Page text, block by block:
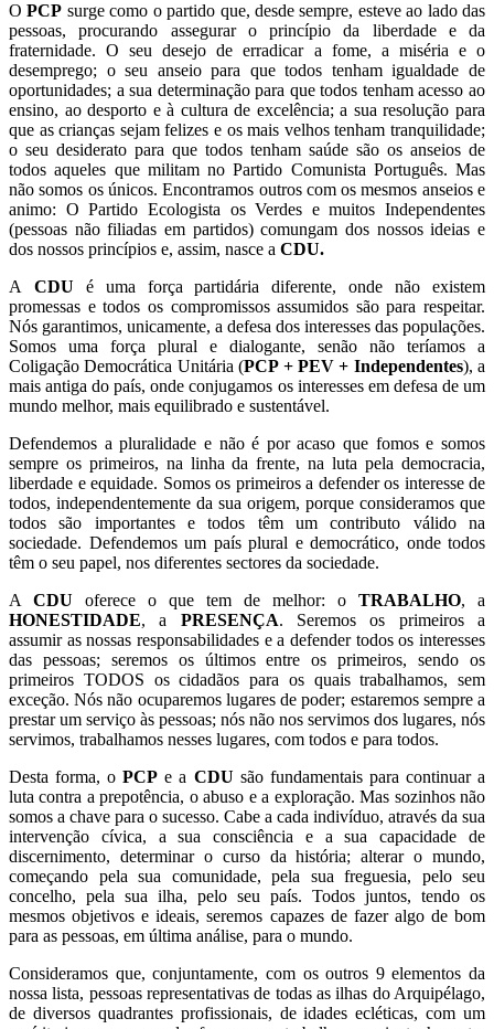
OPCP surge como o partido que, desde sempre, esteve ao lado das
pessoas, procurando assegurar o princípio da liberdade e da
fraternidade. O seu desejo de erradicar a fome, a miséria e o
desemprego; o seu anseio para que todos tenham igualdade de
oportunidades; a sua determinação para que todos tenham acesso ao
ensino, ao desporto e à cultura de excelência; a sua resolução para
que as crianças sejam felizes e os mais velhos tenham tranquilidade;
o seu desiderato para que todos tenham saúde são os anseios de
todos aqueles que militam no Partido Comunista Português. Mas
não somos os únicos. Encontramos outros com os mesmos anseios e
animo: O Partido Ecologista os Verdes e muitos Independentes
(pessoas não filiadas em partidos) comungam dos nossos ideias e
dos nossos princípios e, assim, nasce a CDU.
A CDU é uma força partidária diferente, onde não existem
promessas e todos os compromissos assumidos são para respeitar.
Nós garantimos, unicamente, a defesa dos interesses das populações.
Somos uma força plural e dialogante, senão não teríamos a
Coligação Democrática Unitária (PCP + PEV + Independentes), a
mais antiga do país, onde conjugamos os interesses em defesa de um
mundo melhor, mais equilibrado e sustentável.
Defendemos a pluralidade e não é por acaso que fomos e somos
sempre os primeiros, na linha da frente, na luta pela democracia,
liberdade e equidade. Somos os primeiros a defender os interesse de
todos, independentemente da sua origem, porque consideramos que
todos são importantes e todos têm um contributo válido na
sociedade. Defendemos um país plural e democrático, onde todos
têm o seu papel, nos diferentes sectores da sociedade.
A CDU oferece o que tem de melhor: o TRABALHO, a
HONESTIDADE, a PRESENÇA. Seremos os primeiros a
assumir as nossas responsabilidades e a defender todos os interesses
das pessoas; seremos os últimos entre os primeiros, sendo os
primeiros TODOS os cidadãos para os quais trabalhamos, sem
exceção. Nós não ocuparemos lugares de poder; estaremos sempre a
prestar um serviço às pessoas; nós não nos servimos dos lugares, nós
servimos, trabalhamos nesses lugares, com todos e para todos.
Desta forma, oPCP e a CDU são fundamentais para continuar a
luta contra a prepotência, o abuso e a exploração. Mas sozinhos não
somos a chave para o sucesso. Cabe a cada indivíduo, através da sua
intervenção cívica, a sua consciência e a sua capacidade de
discernimento, determinar o curso da história; alterar o mundo,
começando pela sua comunidade, pela sua freguesia, pelo seu
concelho, pela sua ilha, pelo seu país. Todos juntos, tendo os
mesmos objetivos e ideais, seremos capazes de fazer algo de bom
para as pessoas, em última análise, para o mundo.
Consideramos que, conjuntamente, com os outros 9 elementos da
nossa lista, pessoas representativas de todas as ilhas do Arquipélago,
de diversos quadrantes profissionais, de idades ecléticas, com um